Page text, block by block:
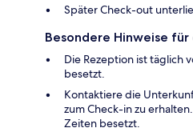
Später Check-out
Besondere Hinweise für
Die Rezeption ist täglich
besetzt.
Kontaktiere die
zum Check-in zu
Zeiten besetzt.